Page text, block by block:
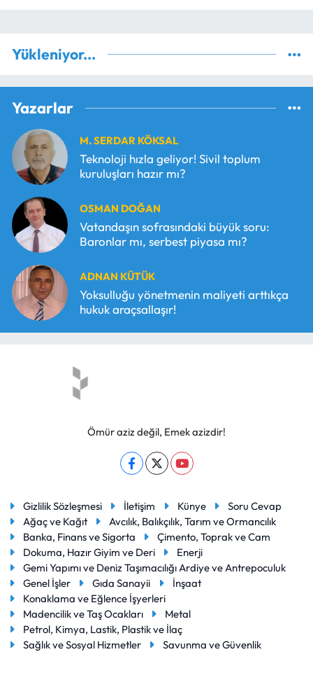
Yükleniyor...
Yazarlar
M. SERDAR KÖKSAL
Teknoloji hızla geliyor! Sivil toplum
kuruluşları hazır mı?
OSMAN DOĞAN
Vatandaşın sofrasındaki büyük soru:
Baronlar mı, serbest piyasa mı?
ADNAN KÜTÜK
Yoksulluğu yönetmenin maliyeti arttıkça
hukuk araçsallaşır!
Ömür aziz değil, Emek azizdir!
Gizlilik Sözleşmesi İletişim Künye
Soru Cevap
Ağaç ve Kağıt
Avcılık, Balıkçılık, Tarım ve Ormancılık
Banka, Finans ve Sigorta
Çimento, Toprak ve Cam
Dokuma, Hazır Giyim ve Deri
Enerji
Gemi Yapımı ve Deniz Taşımacılığı Ardiye ve Antrepoculuk
Genel İşler
Gıda Sanayii
İnşaat
Konaklama ve Eğlence İşyerleri
Madencilik ve Taş Ocakları
Metal
Petrol, Kimya, Lastik, Plastik ve İlaç
Sağlık ve Sosyal Hizmetler
Savunma ve Güvenlik